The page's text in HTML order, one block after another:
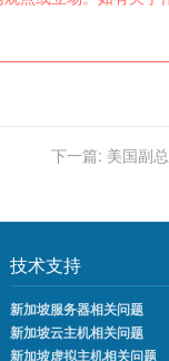
下一篇: 美国副
技术支持
新加坡服务器相关问题
新加坡云主机相关问题
新加坡虚拟主机相关问题